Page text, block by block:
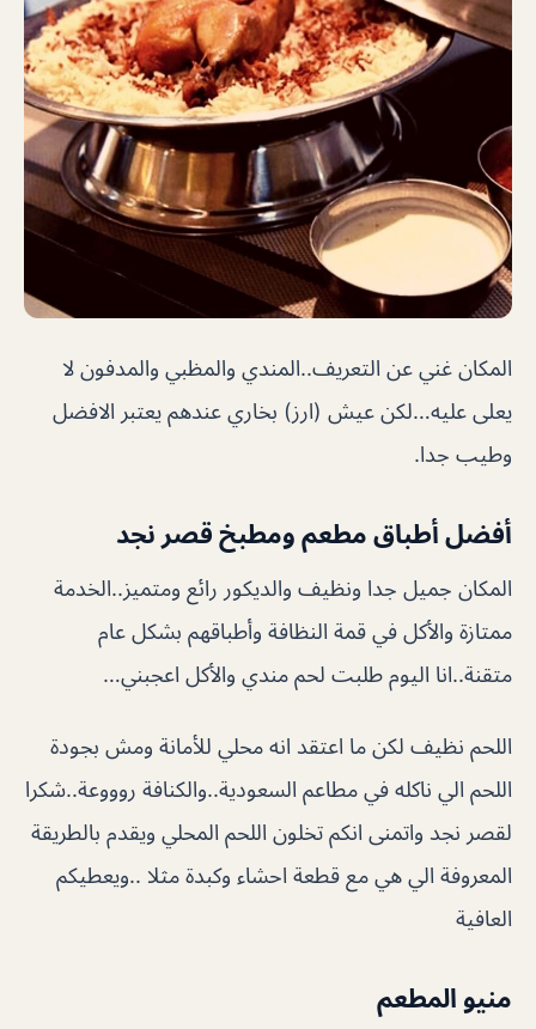
المكان غني عن التعريف..المندي والمظبي والمدفون لا
يعلى عليه…لكن عيش (ارز) بخاري عندهم يعتبر الافضل
وطيب جدا.
أفضل أطباق مطعم ومطبخ قصر نجد
المكان جميل جدا ونظيف والديكور رائع ومتميز..الخدمة
ممتازة والأكل في قمة النظافة وأطباقهم بشكل عام
متقنة..انا اليوم طلبت لحم مندي والأكل اعجبني…
اللحم نظيف لكن ما اعتقد انه محلي للأمانة ومش بجودة
اللحم الي ناكله في مطاعم السعودية..والكنافة روووعة..شكرا
لقصر نجد واتمنى انكم تخلون اللحم المحلي ويقدم بالطريقة
المعروفة الي هي مع قطعة احشاء وكبدة مثلا ..ويعطيكم
العافية
منيو المطعم